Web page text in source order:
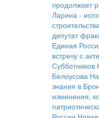
продолжает
Ларина -
депутат
Единая
встречу с
Субботников
Белоусова
знания в
изменения,